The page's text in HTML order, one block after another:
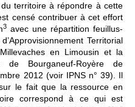
territoire à répondre à cette
censé contribuer à cet effort
3 avec une répartition feuillus-
Territorial
en Limousin et la
de Bourganeuf-Royère de
2012 (voir IPNS n° 39). Il
le fait que la ressource en
correspond à ce qui est